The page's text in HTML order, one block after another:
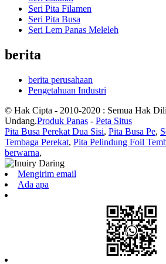
Seri Pita Filamen
Seri Pita Busa
Seri Lem Panas Meleleh
berita
berita perusahaan
Pengetahuan Industri
© Hak Cipta - 2010-2020 : Semua Hak
Undang.Produk Panas - Peta Situs
Pita Busa Perekat Dua Sisi, Pita Busa Pe,
Tembaga Perekat, Pita Pelindung Foil
berwarna,
Mengirim email
Ada apa